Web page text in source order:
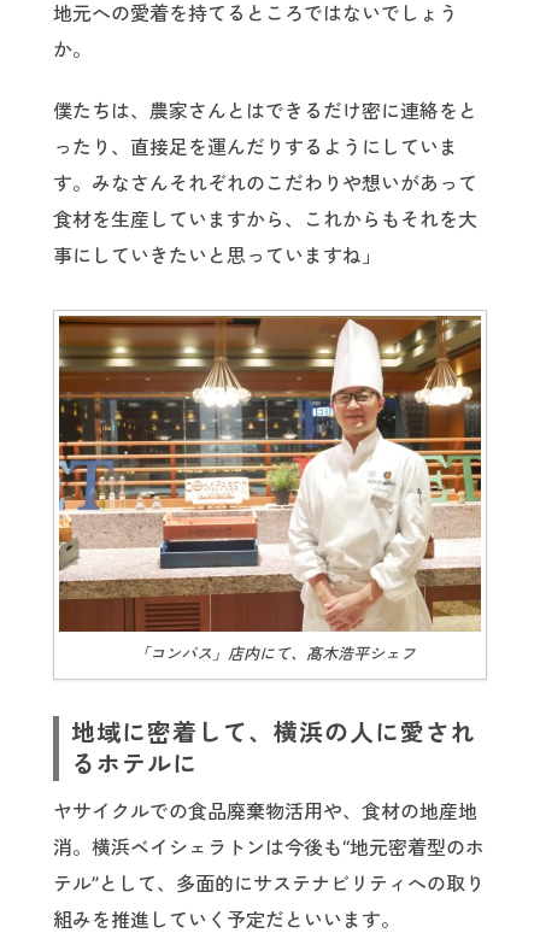
地元への愛着を持てるところではないでしょう
か。
僕たちは、農家さんとはできるだけ密に連絡をと
ったり、直接足を運んだりするようにしていま
す。みなさんそれぞれのこだわりや想いがあって
食材を生産していますから、これからもそれを大
事にしていきたいと思っていますね」
「コンパス」店内にて、髙木浩平シェフ
地域に密着して、横浜の人に愛され
るホテルに
ヤサイクルでの食品廃棄物活用や、食材の地産地
消。横浜ベイシェラトンは今後も“地元密着型のホ
テル”として、多面的にサステナビリティへの取り
組みを推進していく予定だといいます。